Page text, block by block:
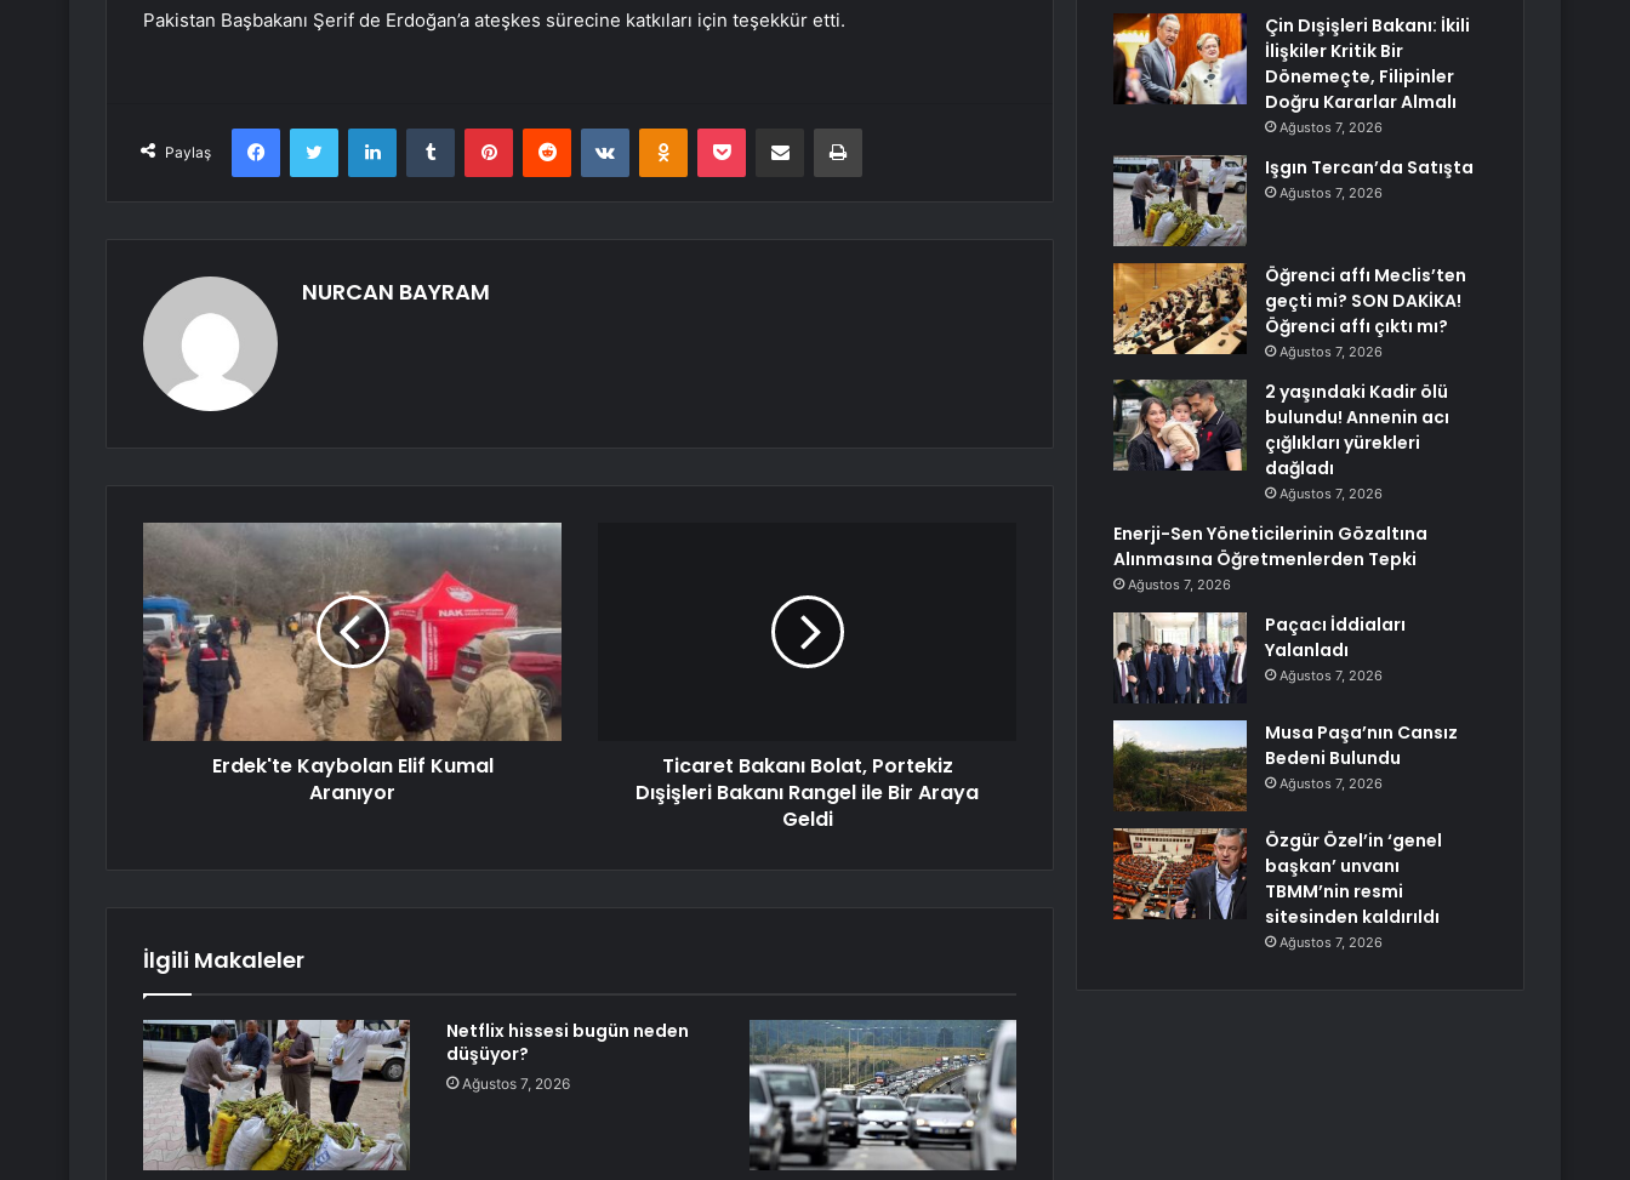
Pakistan Başbakanı Şerif de Erdoğan’a ateşkes sürecine katkıları için teşekkür etti.
Paylaş
FacebookTwitter LinkedInTumblr PinterestReddit VKontakteOdnoklassniki
Pocket E-Posta ile paylaş Yazdır
NURCAN BAYRAM
Erdek'te Kaybolan Elif Kumal
Aranıyor
Ticaret Bakanı Bolat, Portekiz
Dışişleri Bakanı Rangel ile Bir Araya
Geldi
İlgili Makaleler
Netflix hissesi bugün neden
düşüyor?
Ağustos 7, 2026
Çin Dışişleri Bakanı: İkili
İlişkiler Kritik Bir
Dönemeçte, Filipinler
Doğru Kararlar Almalı
Ağustos 7, 2026
Işgın Tercan’da Satışta
Ağustos 7, 2026
Öğrenci affı Meclis’ten
geçti mi? SON DAKİKA!
Öğrenci affı çıktı mı?
Ağustos 7, 2026
2 yaşındaki Kadir ölü
bulundu! Annenin acı
çığlıkları yürekleri
dağladı
Ağustos 7, 2026
Enerji-Sen Yöneticilerinin Gözaltına
Alınmasına Öğretmenlerden Tepki
Ağustos 7, 2026
Paçacı İddiaları
Yalanladı
Ağustos 7, 2026
Musa Paşa’nın Cansız
Bedeni Bulundu
Ağustos 7, 2026
Özgür Özel’in ‘genel
başkan’ unvanı
TBMM’nin resmi
sitesinden kaldırıldı
Ağustos 7, 2026